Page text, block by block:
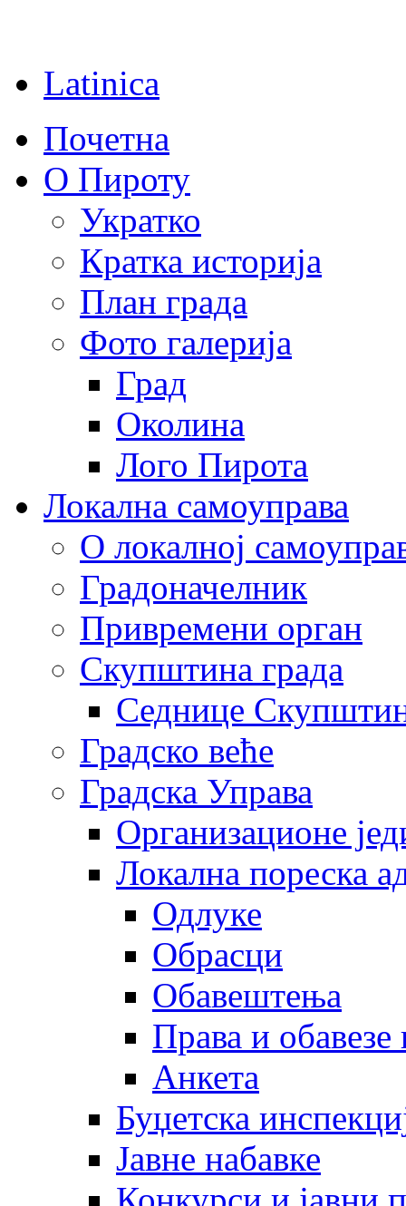
Latinica
Почетна
О Пироту
Укратко
Кратка историја
План града
Фото галерија
Град
Околина
Лого Пирота
Локална самоуправа
О локалној
Градоначелник
Привремени орган
Скупштина града
Седнице
Градско веће
Градска Управа
Организационе
Локална пореска
Одлуке
Обрасци
Обавештења
Права и
Анкета
Буџетска
Јавне набавке